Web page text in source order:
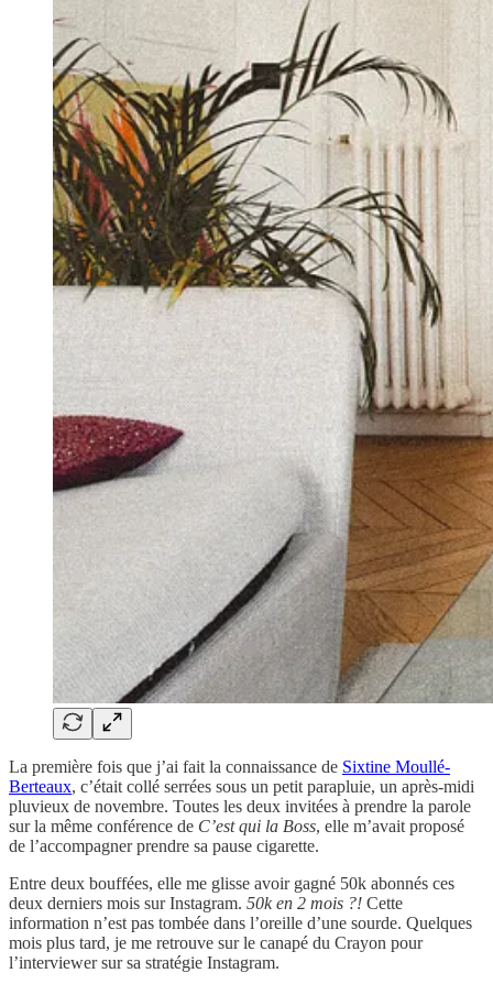
La première fois que j’ai fait la connaissance de Sixtine Moullé-
Berteaux, c’était collé serrées sous un petit parapluie, un après-midi
pluvieux de novembre. Toutes les deux invitées à prendre la parole
sur la même conférence de C’est qui la Boss, elle m’avait proposé
de l’accompagner prendre sa pause cigarette.
Entre deux bouffées, elle me glisse avoir gagné 50k abonnés ces
deux derniers mois sur Instagram. 50k en 2 mois ?! Cette
information n’est pas tombée dans l’oreille d’une sourde. Quelques
mois plus tard, je me retrouve sur le canapé du Crayon pour
l’interviewer sur sa stratégie Instagram.